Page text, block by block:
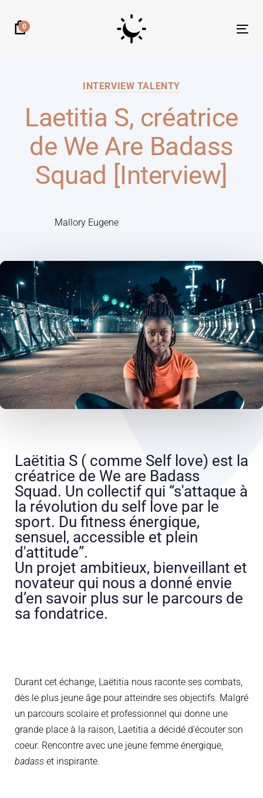
0
INTERVIEW TALENTY
Laetitia S, créatrice
de We Are Badass
Squad [Interview]
Mallory Eugene
Laëtitia S ( comme Self love) est la
créatrice de We are Badass
Squad. Un collectif qui “s'attaque à
la révolution du self love par le
sport. Du fitness énergique,
sensuel, accessible et plein
d'attitude”.
Un projet ambitieux, bienveillant et
novateur qui nous a donné envie
d’en savoir plus sur le parcours de
sa fondatrice.
Durant cet échange, Laëtitia nous raconte ses combats,
dès le plus jeune âge pour atteindre ses objectifs. Malgré
un parcours scolaire et professionnel qui donne une
grande place à la raison, Laetitia a décidé d’écouter son
coeur. Rencontre avec une jeune femme énergique,
badass et inspirante.